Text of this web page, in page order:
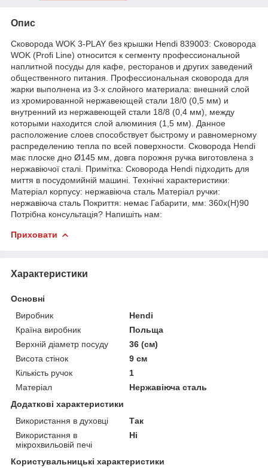
Опис
Сковорода WOK 3-PLAY без крышки Hendi 839003: Сковорода
WOK (Profi Line) относится к сегменту профессиональной
наплитной посуды для кафе, ресторанов и других заведений
общественного питания. Профессиональная сковорода для
жарки выполнена из 3-х слойного материала: внешний слой
из хромированной нержавеющей стали 18/0 (0,5 мм) и
внутренний из нержавеющей стали 18/8 (0,4 мм), между
которыми находится слой алюминия (1,5 мм). Данное
расположение слоев способствует быстрому и равномерному
распределению тепла по всей поверхности. Сковорода Hendi
має плоске дно Ø145 мм, довга порожня ручка виготовлена з
нержавіючої сталі. Примітка: Сковорода Hendi підходить для
миття в посудомийній машині. Технічні характеристики:
Матеріал корпусу: нержавіюча сталь Матеріал ручки:
нержавіюча сталь Покриття: немає Габарити, мм: 360х(H)90
Потрібна консультація? Напишіть нам:
Приховати
Характеристики
Основні
Виробник
Hendi
Країна виробник
Польща
Верхній діаметр посуду
36 (см)
Висота стінок
9 см
Кількість ручок
1
Матеріал
Нержавіюча сталь
Додаткові характеристики
Використання в духовці
Так
Використання в
мікрохвильовій печі
Ні
Користувальницькі характеристики